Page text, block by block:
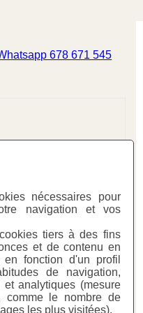
nécessaires pour
navigation et vos
tiers à des fins
et de contenu en
fonction d'un profil
de navigation,
analytiques (mesure
le nombre de
les plus visitées).